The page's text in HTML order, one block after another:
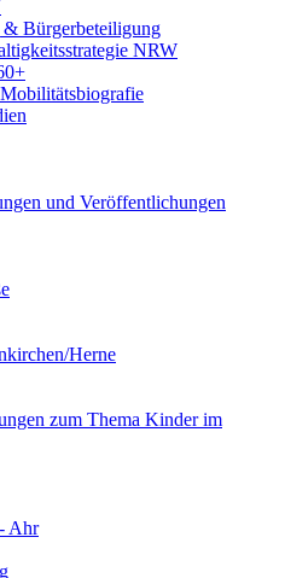
Bürgerbeteiligung
NRW
und Veröffentlichungen
Herne
zum Thema Kinder im
Ahr